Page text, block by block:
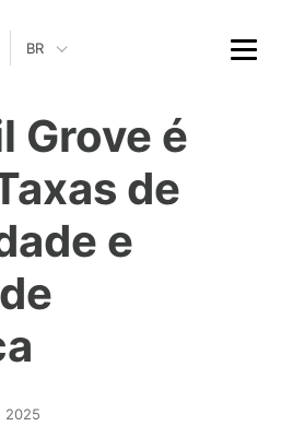
BR
Grove é
de
e
2025